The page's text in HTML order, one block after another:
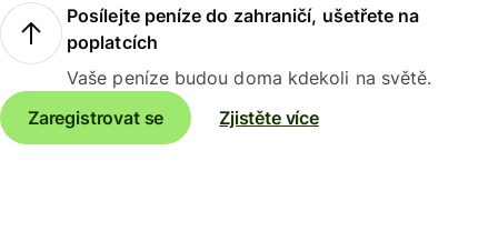
Posílejte peníze do zahraničí, ušetřete na
poplatcích
Vaše peníze budou doma kdekoli na světě.
Zaregistrovat se
Zjistěte více